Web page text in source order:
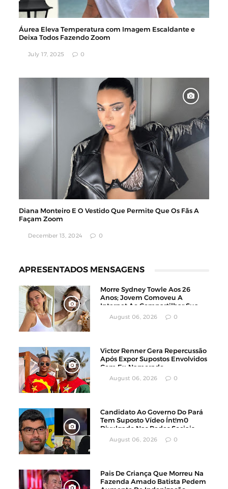
Áurea Eleva Temperatura com Imagem Escaldante e
Deixa Todos Fazendo Zoom
July 17, 2025 0
Diana Monteiro E O Vestido Que Permite Que Os Fãs A
Façam Zoom
December 13, 2024 0
APRESENTADOS MENSAGENS
Morre Sydney Towle Aos 26
Anos; Jovem Comoveu A
Internet Ao Compartilhar Sua
Luta Contra O Câncer
August 06, 2026 0
Victor Renner Gera Repercussão
Após Expor Supostos Envolvidos
Com Ex-Namorado
August 06, 2026 0
Candidato Ao Governo Do Pará
Tem Suposto Vídeo Ínt!m0
Divulgado Nas Redes Sociais
August 06, 2026 0
Pais De Criança Que Morreu Na
Fazenda Amado Batista Pedem